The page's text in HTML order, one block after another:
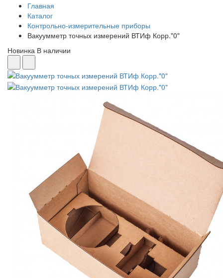
Главная
Каталог
Контрольно-измерительные приборы
Вакуумметр точных измерений ВТИф Корр."0"
Новинка В наличии